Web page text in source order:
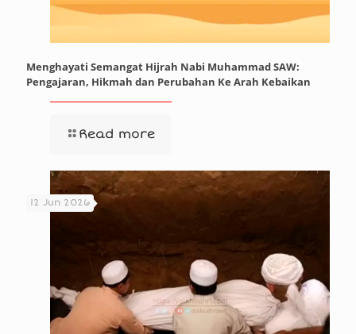
Menghayati Semangat Hijrah Nabi Muhammad SAW:
Pengajaran, Hikmah dan Perubahan Ke Arah Kebaikan
Read more
12 Jun 2026